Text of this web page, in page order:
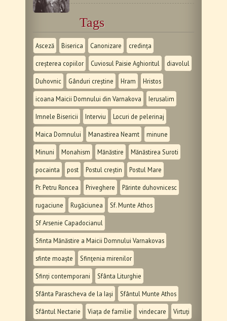
Tags
Asceză Biserica Canonizare credința
creșterea copiilor Cuviosul Paisie Aghioritul diavolul
Duhovnic Gânduri creștine Hram Hristos
icoana Maicii Domnului din Varnakova Ierusalim
Imnele Bisericii Interviu Locuri de pelerinaj
Maica Domnului Manastirea Neamt minune
Minuni Monahism Mănăstire Mănăstirea Suroti
pocainta post Postul creștin Postul Mare
Pr. Petru Roncea Priveghere Părinte duhovnicesc
rugaciune Rugăciunea Sf. Munte Athos
Sf Arsenie Capadocianul
Sfinta Mănăstire a Maicii Domnului Varnakovas
sfinte moaște Sfinţenia mirenilor
Sfinți contemporani Sfânta Liturghie
Sfânta Parascheva de la Iași Sfântul Munte Athos
Sfântul Nectarie Viața de familie vindecare Virtuți